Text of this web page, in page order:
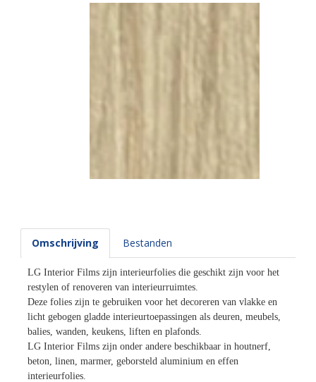
Omschrijving Bestanden
LG Interior Films zijn interieurfolies die geschikt zijn voor het
restylen of renoveren van interieurruimtes.
Deze folies zijn te gebruiken voor het decoreren van vlakke en
licht gebogen gladde interieurtoepassingen als deuren, meubels,
balies, wanden, keukens, liften en plafonds.
LG Interior Films zijn onder andere beschikbaar in houtnerf,
beton, linen, marmer, geborsteld aluminium en effen
interieurfolies.